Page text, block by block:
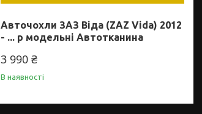
Авточохли ЗАЗ Віда (ZAZ Vida) 2012
- ... р модельні Автотканина
3 990 ₴
В наявності